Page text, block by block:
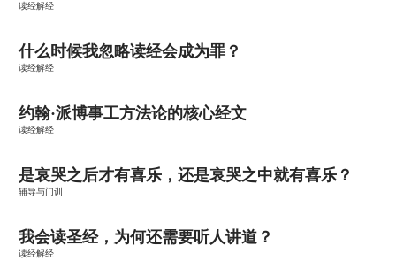
读经解经
什么时候我忽略读经会成为罪？
读经解经
约翰·派博事工方法论的核心经文
读经解经
是哀哭之后才有喜乐，还是哀哭之中就有喜乐？
辅导与门训
我会读圣经，为何还需要听人讲道？
读经解经